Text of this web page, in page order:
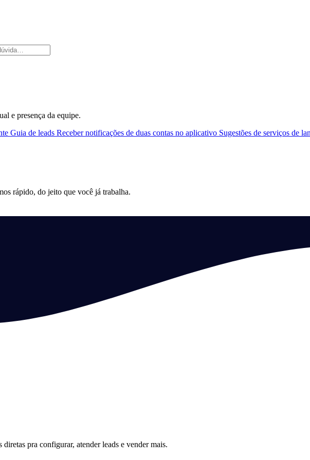
e presença da equipe.
Guia de leads Receber notificações de duas contas no aplicativo Sugestões de serviços de
rápido, do jeito que você já trabalha.
pra configurar, atender leads e vender mais.